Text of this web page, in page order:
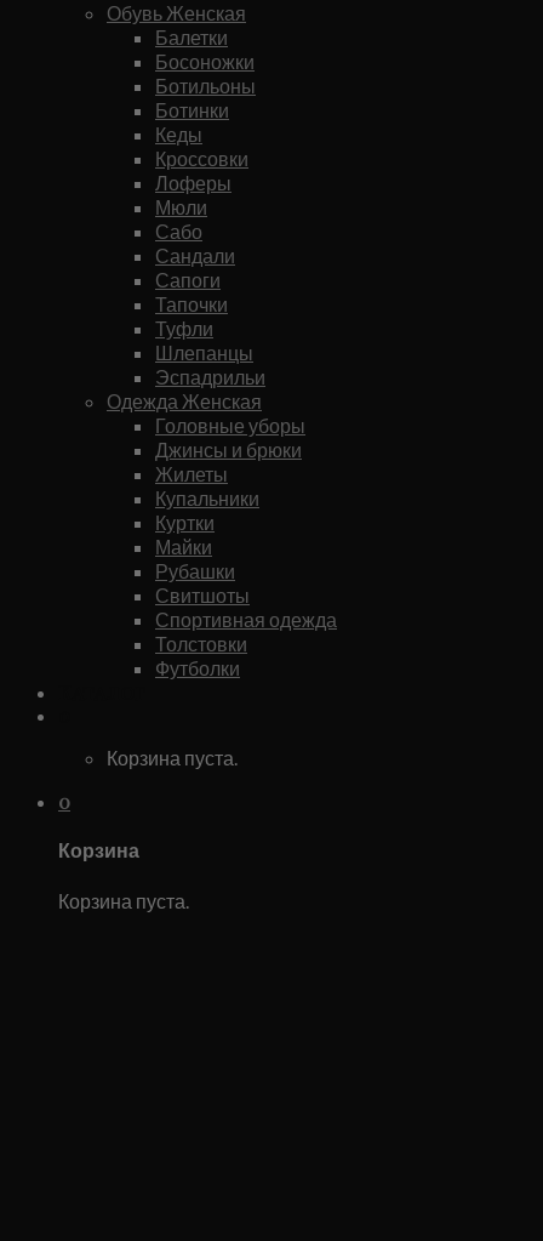
Обувь Женская
Балетки
Босоножки
Ботильоны
Ботинки
Кеды
Кроссовки
Лоферы
Мюли
Сабо
Сандали
Сапоги
Тапочки
Туфли
Шлепанцы
Эспадрильи
Одежда Женская
Головные уборы
Джинсы и брюки
Жилеты
Купальники
Куртки
Майки
Рубашки
Свитшоты
Спортивная одежда
Толстовки
Футболки
Корзина пуста.
0
Корзина
Корзина пуста.